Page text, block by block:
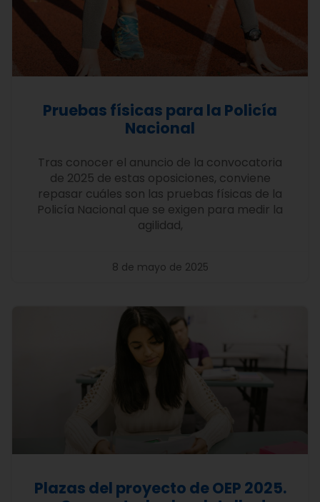
Pruebas físicas para la Policía
Nacional
Tras conocer el anuncio de la convocatoria
de 2025 de estas oposiciones, conviene
repasar cuáles son las pruebas físicas de la
Policía Nacional que se exigen para medir la
agilidad,
8 de mayo de 2025
Plazas del proyecto de OEP 2025.